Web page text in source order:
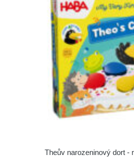
Theův narozeninový dort -